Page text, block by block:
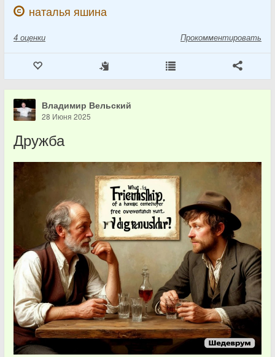
наталья яшина
4 оценки Прокомментировать
Владимир Вельский
28 Июня 2025
Дружба